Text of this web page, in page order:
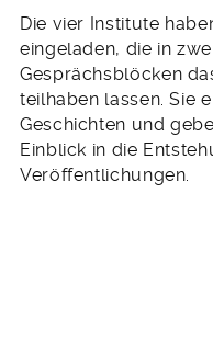
Die vier Institute
eingeladen, die in
Gesprächsblöcken
teilhaben lassen. Sie
Geschichten und
Einblick in die
Veröffentlichungen.